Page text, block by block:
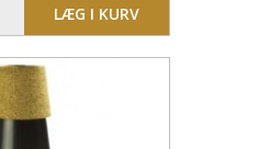
LÆG I KURV